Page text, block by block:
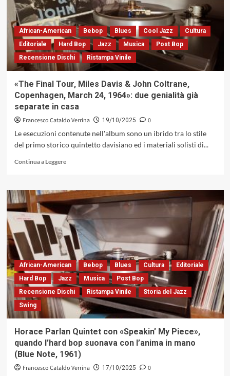
e
tensione
armonica
African-American Bebop Blues Cool Jazz
Cultura
Editoriale
Hard Bop Jazz Musica
Post Bop
Recensione Dischi
Ristampa Vinile
«The Final Tour, Miles Davis & John Coltrane,
Copenhagen, March 24, 1964»: due genialità già
separate in casa
Francesco Cataldo Verrina 19/10/2025
0
Le esecuzioni contenute nell'album sono un ibrido tra lo stile
del primo storico quintetto davisiano ed i materiali solisti di...
Continua a LeggereLeggi
su
«The
Final
Tour,
Miles
Davis
&
John
Coltrane,
Copenhagen,
March
24,
1964»:
due
già
separate
in
casa
African-American Bebop Blues Cultura
Editoriale
Hard Bop
Jazz Musica
Post Bop
Recensione Dischi
Ristampa Vinile
Storia del Jazz
Swing
Horace Parlan Quintet con «Speakin’ My Piece»,
quando l’hard bop suonava con l’anima in mano
(Blue Note, 1961)
Francesco Cataldo Verrina 17/10/2025
0